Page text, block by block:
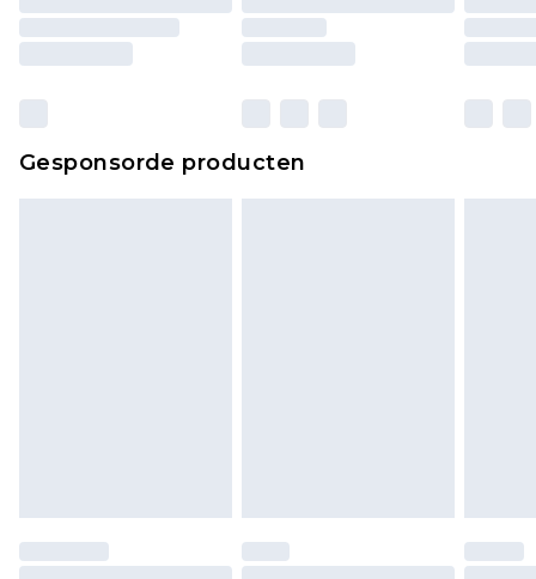
matrassen, toppers en kussens, moeten
ongebruikt zijn en in de originele, ongeopende
wettelijke rechten.
bekijken.
Gesponsorde producten